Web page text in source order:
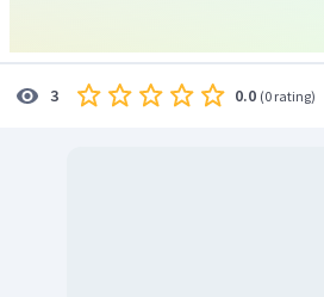
3 0.0 (0 rating)